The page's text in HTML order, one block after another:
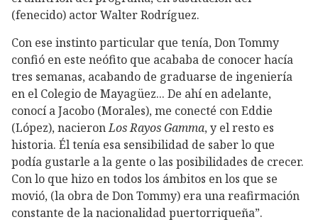
(fenecido) actor Walter Rodríguez.
Con ese instinto particular que tenía, Don Tommy
confió en este neófito que acababa de conocer hacía
tres semanas, acabando de graduarse de ingeniería
en el Colegio de Mayagüez... De ahí en adelante,
conocí a Jacobo (Morales), me conecté con Eddie
(López), nacieronLos Rayos Gamma, y el resto es
historia. Él tenía esa sensibilidad de saber lo que
podía gustarle a la gente o las posibilidades de crecer.
Con lo que hizo en todos los ámbitos en los que se
movió, (la obra de Don Tommy) era una reafirmación
constante de la nacionalidad puertorriqueña”.